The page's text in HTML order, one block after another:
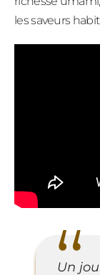
les saveurs
Un